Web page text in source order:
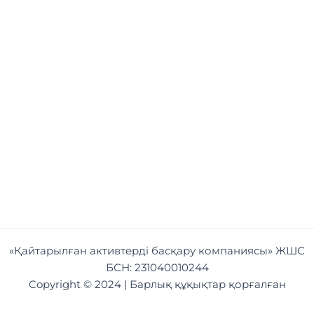
«Қайтарылған активтерді басқару компаниясы» ЖШС
БСН: 231040010244
Copyright © 2024 | Барлық құқықтар қорғалған